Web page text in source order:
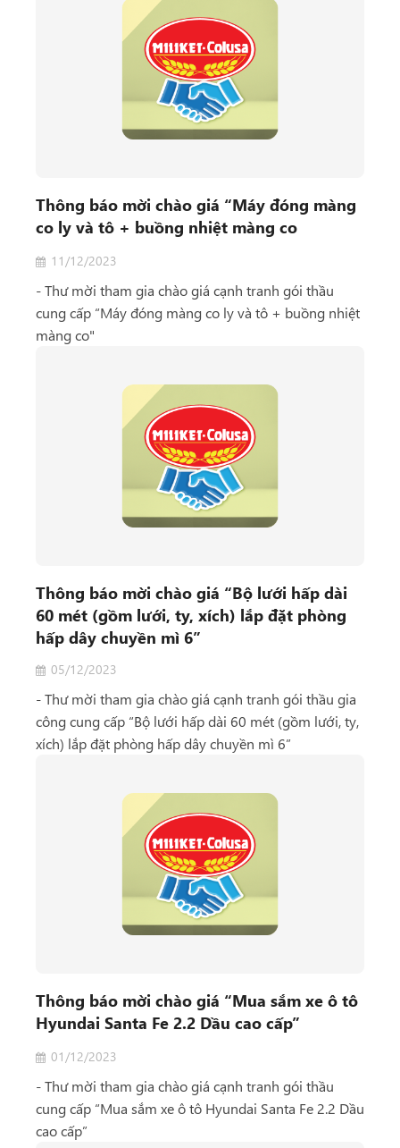
Thông báo mời chào giá “Máy đóng màng
co ly và tô + buồng nhiệt màng co
11/12/2023
- Thư mời tham gia chào giá cạnh tranh gói thầu
cung cấp “Máy đóng màng co ly và tô + buồng nhiệt
màng co"
Thông báo mời chào giá “Bộ lưới hấp dài
60 mét (gồm lưới, ty, xích) lắp đặt phòng
hấp dây chuyền mì 6”
05/12/2023
- Thư mời tham gia chào giá cạnh tranh gói thầu gia
công cung cấp “Bộ lưới hấp dài 60 mét (gồm lưới, ty,
xích) lắp đặt phòng hấp dây chuyền mì 6”
Thông báo mời chào giá “Mua sắm xe ô tô
Hyundai Santa Fe 2.2 Dầu cao cấp”
01/12/2023
- Thư mời tham gia chào giá cạnh tranh gói thầu
cung cấp “Mua sắm xe ô tô Hyundai Santa Fe 2.2 Dầu
cao cấp”